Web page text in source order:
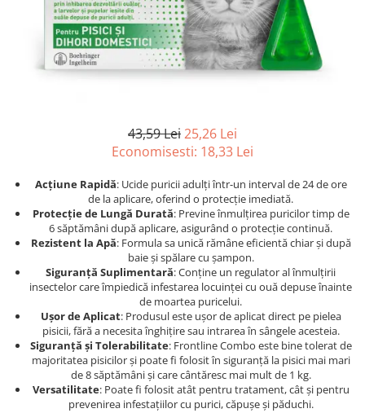
Afecțiuni hepatice
Afecțiuni neurologice
Afecțiuni oftalmice
Afecțiuni oncologice
Suplimente nutritive
Vitamine și minerale
Hrană
Hrană umedă
Hrană uscată
Recompense și snack-uri
Igienă
Igienă orală
Șampoane și balsamuri
Afecțiuni hepatice
Afecțiuni neurologice
Afecțiuni oftalmice
Afecțiuni oncologice
Afecțiuni renale și urinare
Suplimente nutritive
Vitamine și minerale
Hrană
Hrană umedă
Hrană uscată
Igienă
Așternut Tofu / Nisip
Igienă orală
Șampoane și balsamuri
43,59 Lei25,26 Lei
Economisesti: 18,33 Lei
Acțiune Rapidă: Ucide puricii adulți într-un interval de 24 de ore
de la aplicare, oferind o protecție imediată.
Protecție de Lungă Durată: Previne înmulțirea puricilor timp de
6 săptămâni după aplicare, asigurând o protecție continuă.
Rezistent la Apă: Formula sa unică rămâne eficientă chiar și după
baie și spălare cu șampon.
Siguranță Suplimentară: Conține un regulator al înmulțirii
insectelor care împiedică infestarea locuinței cu ouă depuse înainte
de moartea puricelui.
Ușor de Aplicat: Produsul este ușor de aplicat direct pe pielea
pisicii, fără a necesita înghițire sau intrarea în sângele acesteia.
Siguranță și Tolerabilitate: Frontline Combo este bine tolerat de
majoritatea pisicilor și poate fi folosit în siguranță la pisici mai mari
de 8 săptămâni și care cântăresc mai mult de 1 kg.
Versatilitate: Poate fi folosit atât pentru tratament, cât și pentru
prevenirea infestațiilor cu purici, căpușe și păduchi.